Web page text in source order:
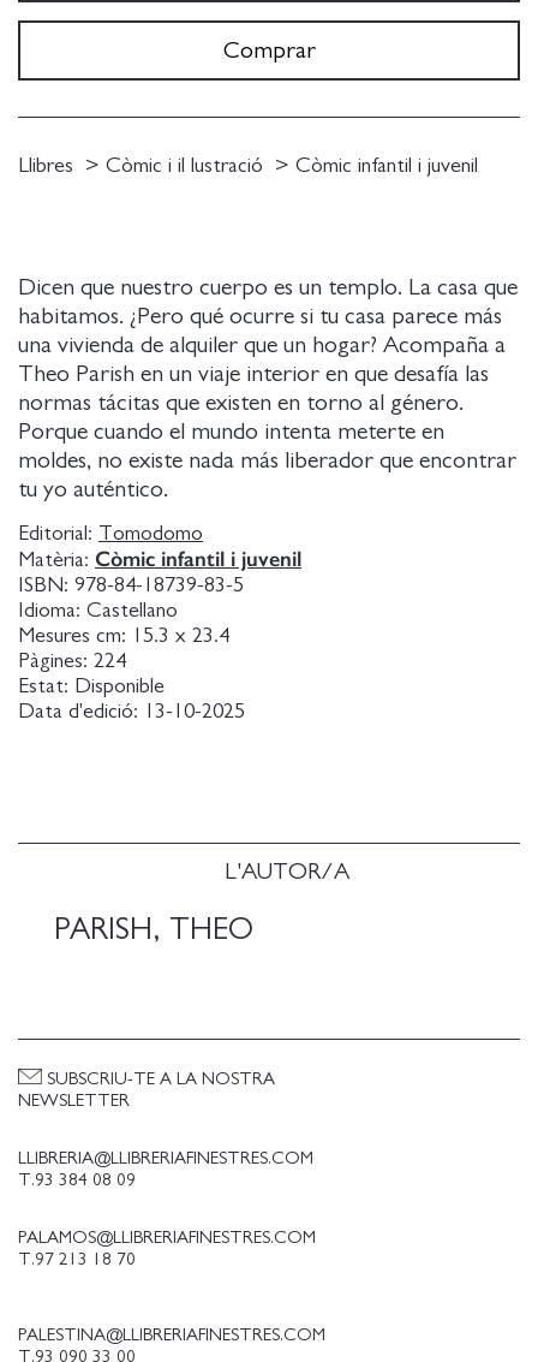
L'AUTOR/A
PARISH, THEO
Dicen que nuestro cuerpo es un templo. La casa que
habitamos. ¿Pero qué ocurre si tu casa parece más
una vivienda de alquiler que un hogar? Acompaña a
Theo Parish en un viaje interior en que desafía las
normas tácitas que existen en torno al género.
Porque cuando el mundo intenta meterte en
moldes, no existe nada más liberador que encontrar
tu yo auténtico.
Editorial: Tomodomo
Matèria: Còmic infantil i juvenil
ISBN: 978-84-18739-83-5
Idioma: Castellano
Mesures cm:
15.3 x 23.4
Pàgines: 224
Estat: Disponible
Data d'edició:
13-10-2025
Comprar
Llibres Còmic i il lustració Còmic infantil i juvenil
LLIBRERIA@LLIBRERIAFINESTRES.COM
T.93 384 08 09
PALAMOS@LLIBRERIAFINESTRES.COM
T.97 213 18 70
PALESTINA@LLIBRERIAFINESTRES.COM
T.93 090 33 00
SUBSCRIU-TE A LA NOSTRA
NEWSLETTER